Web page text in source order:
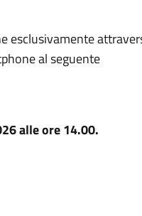
esclusivamente
al seguente
alle ore 14.00.